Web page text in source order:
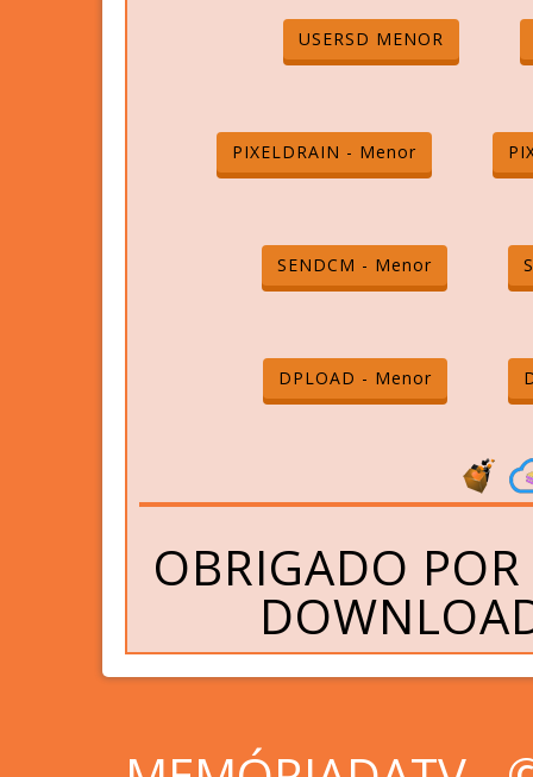
USERSD MENOR
PIXELDRAIN - Menor
SENDCM - Menor
DPLOAD - Menor
OBRIGADO